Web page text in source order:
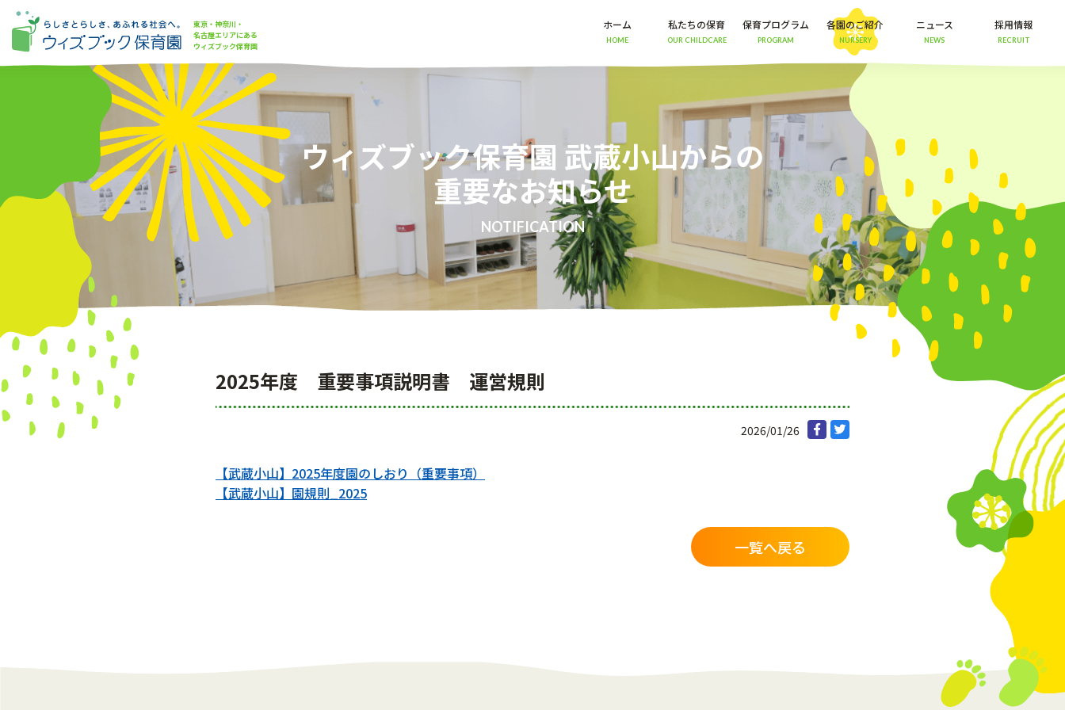
東京・神奈川・
名古屋エリアにある
ウィズブック保育園
ホーム
HOME
私たちの保育
OUR CHILDCARE
保育プログラム
PROGRAM
各園のご紹介
NURSERY
ニュース
NEWS
採用情報
RECRUIT
ウィズブック保育園 武蔵小山からの
重要なお知らせ
NOTIFICATION
2025年度 重要事項説明書 運営規則
2026/01/26
【武蔵小山】2025年度園のしおり（重要事項）
【武蔵小山】園規則_2025
一覧へ戻る